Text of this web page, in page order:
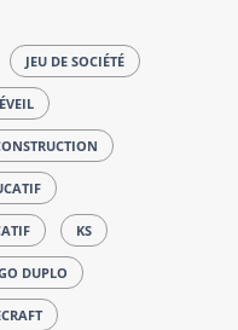
JEU DE SOCIÉTÉ
KS
DUPLO